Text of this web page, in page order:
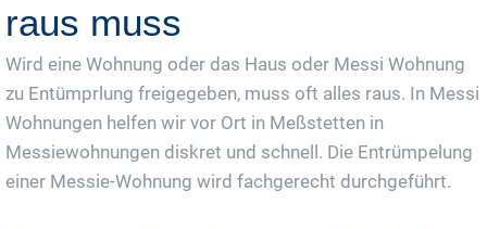
raus muss
Wird eine Wohnung oder das Haus oder Messi Wohnung
zu Entümprlung freigegeben, muss oft alles raus. In Messi
Wohnungen helfen wir vor Ort in Meßstetten in
Messiewohnungen diskret und schnell. Die Entrümpelung
einer Messie-Wohnung wird fachgerecht durchgeführt.